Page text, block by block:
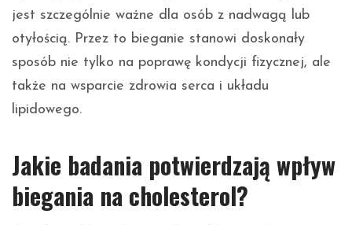
jest szczególnie ważne dla osób z nadwagą lub
otyłością. Przez to bieganie stanowi doskonały
sposób nie tylko na poprawę kondycji fizycznej, ale
także na wsparcie zdrowia serca i układu
lipidowego.
Jakie badania potwierdzają wpływ
biegania na cholesterol?